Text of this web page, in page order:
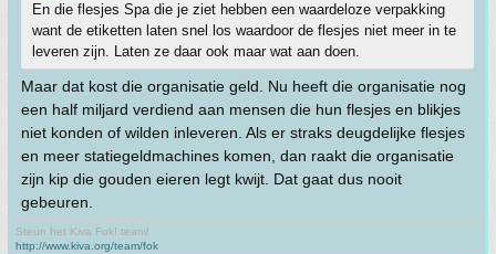
En die flesjes Spa die je ziet hebben een waardeloze verpakking
want de etiketten laten snel los waardoor de flesjes niet meer in te
leveren zijn. Laten ze daar ook maar wat aan doen.
Maar dat kost die organisatie geld. Nu heeft die organisatie nog
een half miljard verdiend aan mensen die hun flesjes en blikjes
niet konden of wilden inleveren. Als er straks deugdelijke flesjes
en meer statiegeldmachines komen, dan raakt die organisatie
zijn kip die gouden eieren legt kwijt. Dat gaat dus nooit
gebeuren.
Steun het Kiva Fok! team!
http://www.kiva.org/team/fok